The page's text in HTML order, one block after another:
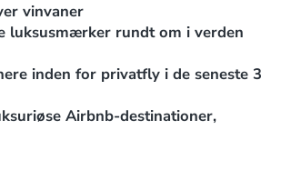
vinvaner
luksusmærker rundt om i verden
inden for privatfly i de seneste 3
Airbnb-destinationer,